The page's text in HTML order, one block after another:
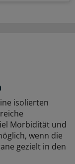
isolierten
Morbidität und
wenn die
gezielt in den